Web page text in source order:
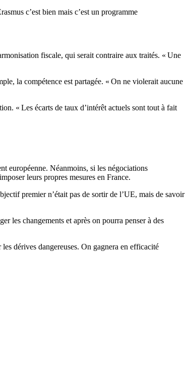
c’est bien mais c’est un programme
fiscale, qui serait contraire aux traités. « Une
la compétence est partagée. « On ne violerait aucune
« Les écarts de taux d’intérêt actuels sont tout à fait
européenne. Néanmoins, si les négociations
leurs propres mesures en France.
premier n’était pas de sortir de l’UE, mais de savoir
les changements et après on pourra penser à des
dérives dangereuses. On gagnera en efficacité